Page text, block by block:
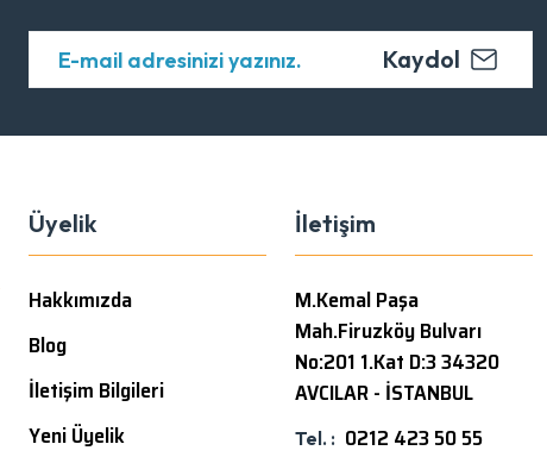
Kaydol
Üyelik
Hakkımızda
Blog
İletişim Bilgileri
Yeni Üyelik
İletişim
M.Kemal Paşa
Mah.Firuzköy Bulvarı
No:201 1.Kat D:3 34320
AVCILAR - İSTANBUL
Tel. : 0212 423 50 55